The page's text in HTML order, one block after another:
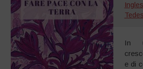
In
e di